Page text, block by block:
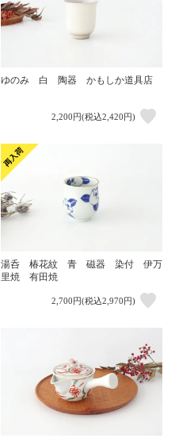
ゆのみ 白 陶器 かもしか道具店
2,200円(税込2,420円)
湯呑 椿花紋 青 磁器 染付 伊万
里焼 有田焼
2,700円(税込2,970円)